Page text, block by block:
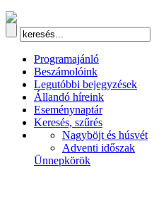
Programajánló
Beszámolóink
Legutóbbi bejegyzések
Állandó híreink
Eseménynaptár
Keresés, szűrés
Nagyböjt és húsvét
Adventi időszak
Ünnepkörök